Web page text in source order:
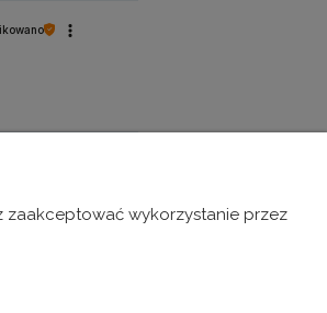
zaakceptować wykorzystanie przez